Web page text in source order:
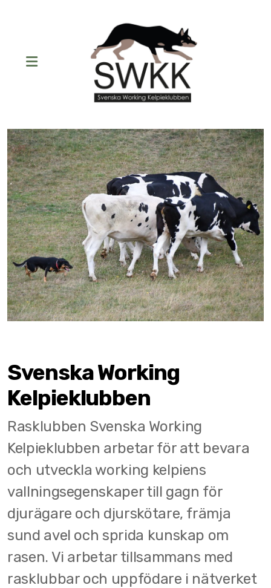
Svenska Working
Kelpieklubben
Rasklubben Svenska Working
Kelpieklubben arbetar för att bevara
och utveckla working kelpiens
vallningsegenskaper till gagn för
djurägare och djurskötare, främja
sund avel och sprida kunskap om
rasen. Vi arbetar tillsammans med
rasklubbar och uppfödare i nätverket
Att skaffa valp
Valpkullar födda/planerade
Vuxna hundar till salu
Uppfödare
Importer
Styrelse och kommitteér
Kontaktpersoner
Hälsa
RAS